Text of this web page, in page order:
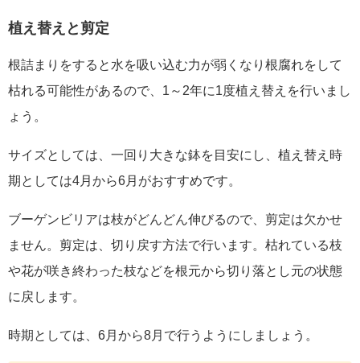
植え替えと剪定
根詰まりをすると水を吸い込む力が弱くなり根腐れをして
枯れる可能性があるので、1～2年に1度植え替えを行いまし
ょう。
サイズとしては、一回り大きな鉢を目安にし、植え替え時
期としては4月から6月がおすすめです。
ブーゲンビリアは枝がどんどん伸びるので、剪定は欠かせ
ません。剪定は、切り戻す方法で行います。枯れている枝
や花が咲き終わった枝などを根元から切り落とし元の状態
に戻します。
時期としては、6月から8月で行うようにしましょう。